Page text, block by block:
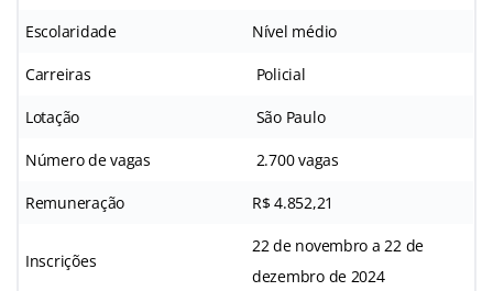
Escolaridade Nível médio
Carreiras Policial
Lotação São Paulo
Número de vagas 2.700 vagas
Remuneração R$ 4.852,21
Inscrições
22 de novembro a 22 de
dezembro de 2024